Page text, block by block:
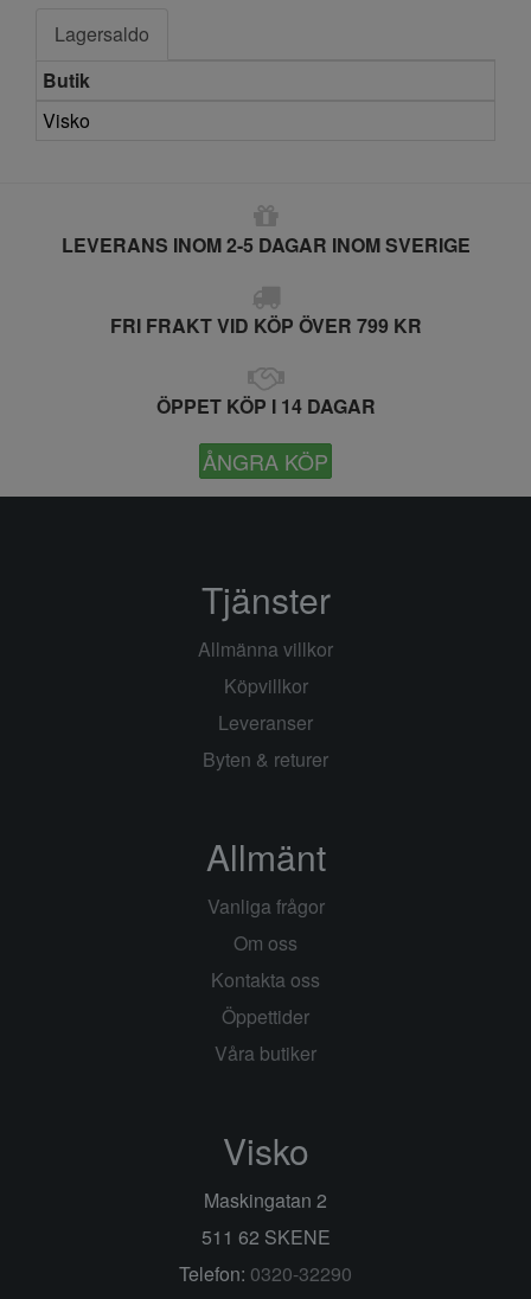
Lagersaldo
Butik
Visko
LEVERANS INOM 2-5 DAGAR INOM SVERIGE
FRI FRAKT VID KÖP ÖVER 799 KR
ÖPPET KÖP I 14 DAGAR
ÅNGRA KÖP
Tjänster
Allmänna villkor
Köpvillkor
Leveranser
Byten & returer
Allmänt
Vanliga frågor
Om oss
Kontakta oss
Öppettider
Våra butiker
Visko
Maskingatan 2
511 62 SKENE
Telefon: 0320-32290